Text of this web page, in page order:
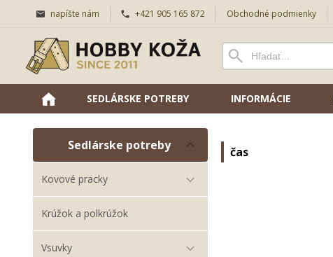
napíšte nám +421 905 165 872 Obchodné podmienky
SEDLÁRSKE POTREBY INFORMÁCIE
Sedlárske potreby
Kovové pracky
Krúžok a polkrúžok
Vsuvky
čas